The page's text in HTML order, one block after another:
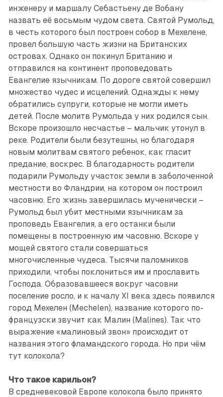
инженеру и маршалу Себастьену де Вобану
назвать её восьмым чудом света. Святой Румольд,
в честь которого был построен собор в Мехелене,
провел большую часть жизни на Британских
островах. Однако он покинул Британию и
отправился на континент проповедовать
Евангелие язычникам. По дороге святой совершил
множество чудес и исцелений. Однажды к нему
обратились супруги, которые не могли иметь
детей. После молитв Румольда у них родился сын.
Вскоре произошло несчастье – мальчик утонул в
реке. Родители были безутешны, но благодаря
новым молитвам святого ребенок, как гласит
предание, воскрес. В благодарность родители
подарили Румольду участок земли в заболоченной
местности во Фландрии, на котором он построил
часовню. Его жизнь завершилась мученически –
Румольд был убит местными язычникам за
проповедь Евангелия, а его останки были
помещены в построенную им часовню. Вскоре у
мощей святого стали совершаться
многочисленные чудеса. Тысячи паломников
приходили, чтобы поклониться им и прославить
Господа. Образовавшееся вокруг часовни
поселение росло, и к началу XI века здесь появился
город Мехелен (Mechelen), название которого по-
французски звучит как Малин (Malines). Так что
выражение «малиновый звон» происходит от
названия этого фламандского города. Но при чём
тут колокола?
Что такое карильон?
В средневековой Европе колокола было принято